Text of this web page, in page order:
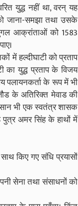
युद्ध नहीं था, वरन् यह
जाना-समझा तथा उसके
आक्रांताओं को 1583
में हल्दीघाटी को प्रताप
का युद्ध प्रताप के विजय
पलायनकर्ता के रूप में भी
के अतिरिक्त मेवाड की
भी एक स्वतंत्र शासक
अमर सिंह के हाथों में
किए गए संधि प्रयासों
सेना तथा संसाधनों को